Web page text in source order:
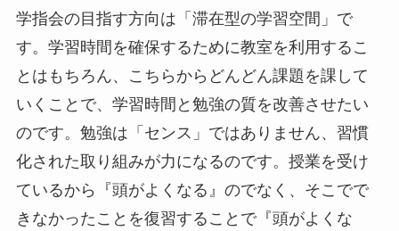
学指会の目指す方向は「滞在型の学習空間」で
す。学習時間を確保するために教室を利用するこ
とはもちろん、こちらからどんどん課題を課して
いくことで、学習時間と勉強の質を改善させたい
のです。勉強は「センス」ではありません、習慣
化された取り組みが力になるのです。授業を受け
ているから『頭がよくなる』のでなく、そこでで
きなかったことを復習することで『頭がよくな